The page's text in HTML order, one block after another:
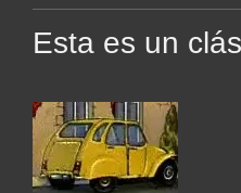
Esta es un